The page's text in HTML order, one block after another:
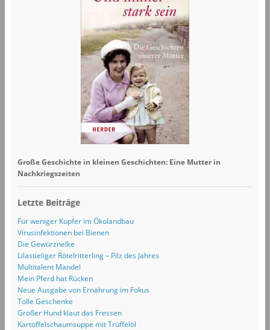
Große Geschichte in kleinen Geschichten: Eine Mutter in
Nachkriegszeiten
Letzte Beiträge
Für weniger Kupfer im Ökolandbau
Virusinfektionen bei Bienen
Die Gewürznelke
Lilastieliger Rötelritterling – Pilz des Jahres
Multitalent Mandel
Mein Pferd hat Rücken
Neue Ausgabe von Ernährung im Fokus
Tolle Geschenke
Großer Hund klaut das Fressen
Kartoffelschaumsuppe mit Trüffelöl